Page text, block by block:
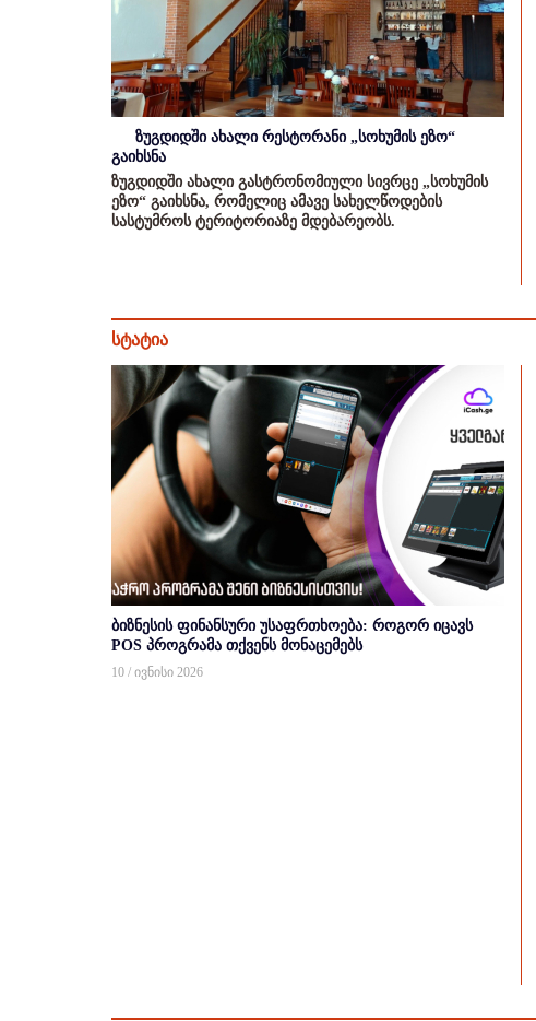
ზუგდიდში ახალი რესტორანი „სოხუმის ეზო“
გაიხსნა
ზუგდიდში ახალი გასტრონომიული სივრცე „სოხუმის
ეზო“ გაიხსნა, რომელიც ამავე სახელწოდების
სასტუმროს ტერიტორიაზე მდებარეობს.
სტატია
ბიზნესის ფინანსური უსაფრთხოება: როგორ იცავს
POS პროგრამა თქვენს მონაცემებს
10 / ივნისი 2026